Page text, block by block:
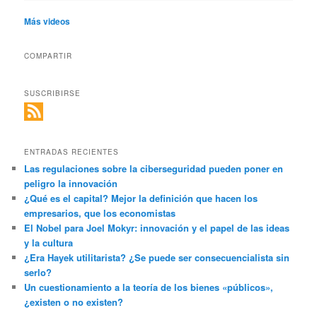
Más videos
COMPARTIR
SUSCRIBIRSE
ENTRADAS RECIENTES
Las regulaciones sobre la ciberseguridad pueden poner en
peligro la innovación
¿Qué es el capital? Mejor la definición que hacen los
empresarios, que los economistas
El Nobel para Joel Mokyr: innovación y el papel de las ideas
y la cultura
¿Era Hayek utilitarista? ¿Se puede ser consecuencialista sin
serlo?
Un cuestionamiento a la teoría de los bienes «públicos»,
¿existen o no existen?